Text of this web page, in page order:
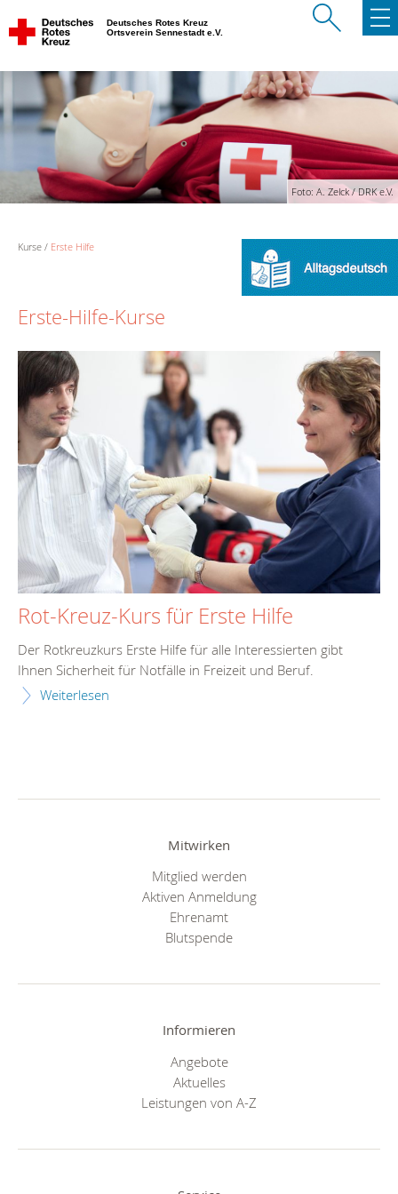
Deutsches Rotes Kreuz
Ortsverein Sennestadt e.V.
Foto: A. Zelck / DRK e.V.
Kurse Erste Hilfe
Erste-Hilfe-Kurse
Rot-Kreuz-Kurs für Erste Hilfe
Der Rotkreuzkurs Erste Hilfe für alle Interessierten gibt
Ihnen Sicherheit für Notfälle in Freizeit und Beruf.
Weiterlesen
Mitwirken
Mitglied werden
Aktiven Anmeldung
Ehrenamt
Blutspende
Informieren
Angebote
Aktuelles
Leistungen von A-Z